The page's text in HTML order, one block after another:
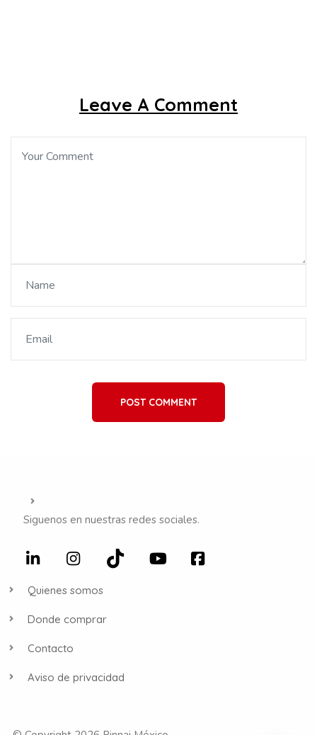
Leave A Comment
POST COMMENT
Siguenos en nuestras redes sociales.
Quienes somos
Donde comprar
Contacto
Aviso de privacidad